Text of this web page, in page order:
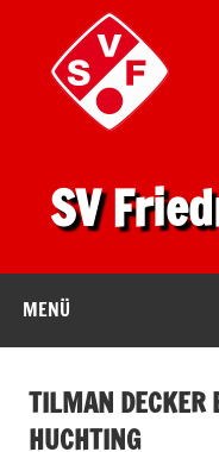
SV
MENÜ
TILMAN DECKER
HUCHTING